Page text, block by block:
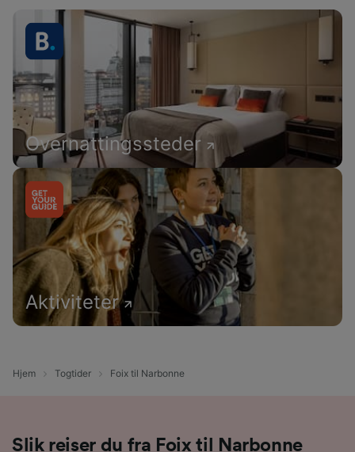
Overnattingssteder
Aktiviteter
Hjem Togtider Foix til Narbonne
Slik reiser du fra Foix til Narbonne